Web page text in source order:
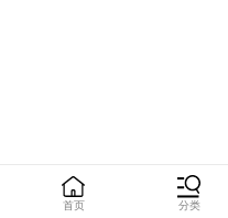
首页 分类